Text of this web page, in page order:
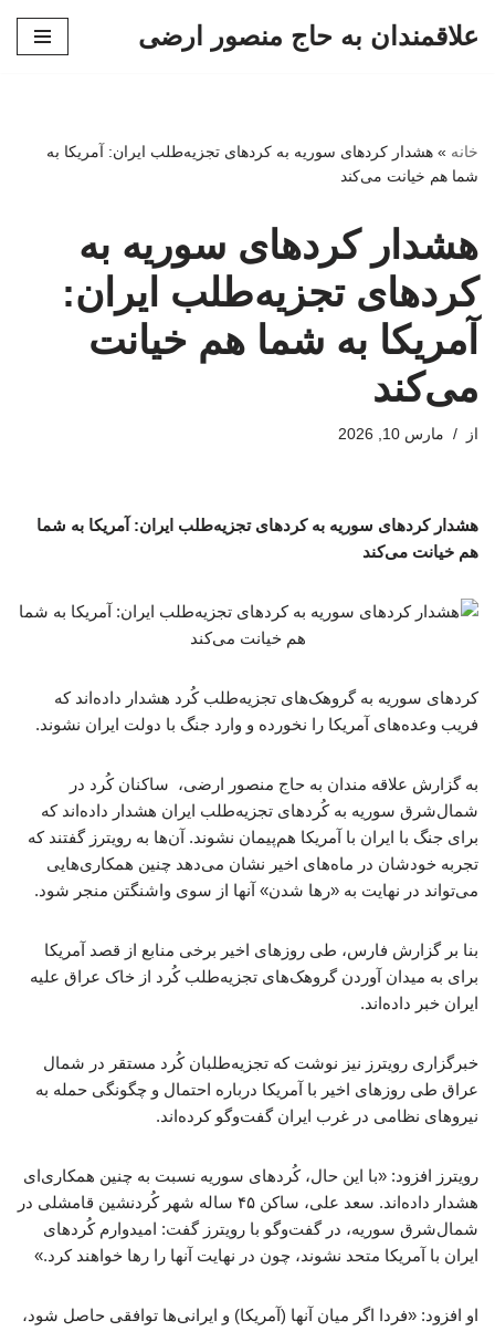
علاقمندان به حاج منصور ارضی
خانه » هشدار کردهای سوریه به کردهای تجزیه‌طلب ایران: آمریکا به
شما هم خیانت می‌کند
هشدار کردهای سوریه به
کردهای تجزیه‌طلب ایران:
آمریکا به شما هم خیانت
می‌کند
از مارس 10, 2026
هشدار کردهای سوریه به کردهای تجزیه‌طلب ایران: آمریکا به شما
هم خیانت می‌کند
کردهای سوریه به گروهک‌های تجزیه‌طلب کُرد هشدار داده‌اند که
فریب وعده‌های آمریکا را نخورده و وارد جنگ با دولت ایران نشوند.
به گزارش علاقه مندان به حاج منصور ارضی، ساکنان کُرد در
شمال‌شرق سوریه به کُردهای تجزیه‌طلب ایران هشدار داده‌اند که
برای جنگ با ایران با آمریکا هم‌پیمان نشوند. آن‌ها به رویترز گفتند که
تجربه خودشان در ماه‌های اخیر نشان می‌دهد چنین همکاری‌هایی
می‌تواند در نهایت به «رها شدن» آنها از سوی واشنگتن منجر شود.
بنا بر گزارش فارس، طی روزهای اخیر برخی منابع از قصد آمریکا
برای به میدان آوردن گروهک‌های تجزیه‌طلب کُرد از خاک عراق علیه
ایران خبر داده‌اند.
خبرگزاری رویترز نیز نوشت که تجزیه‌طلبان کُرد مستقر در شمال
عراق طی روزهای اخیر با آمریکا درباره احتمال و چگونگی حمله به
نیروهای نظامی در غرب ایران گفت‌وگو کرده‌اند.
رویترز افزود: «با این حال، کُردهای سوریه نسبت به چنین همکاری‌ای
هشدار داده‌اند. سعد علی، ساکن ۴۵ ساله شهر کُردنشین قامشلی در
شمال‌شرق سوریه، در گفت‌وگو با رویترز گفت: امیدوارم کُردهای
ایران با آمریکا متحد نشوند، چون در نهایت آنها را رها خواهند کرد.»
او افزود: «فردا اگر میان آنها (آمریکا) و ایرانی‌ها توافقی حاصل شود،